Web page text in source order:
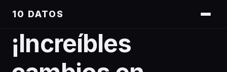
10 DATOS
¡Increíbles